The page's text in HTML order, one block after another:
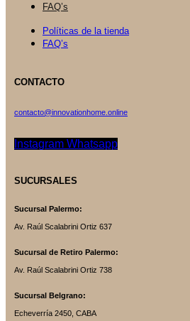
FAQ’s
Políticas de la tienda
FAQ’s
CONTACTO
contacto@innovationhome.online
Instagram Whatsapp
SUCURSALES
Sucursal Palermo:
Av. Raúl Scalabrini Ortiz 637
Sucursal de Retiro Palermo:
Av. Raúl Scalabrini Ortiz 738
Sucursal Belgrano:
Echeverría 2450, CABA